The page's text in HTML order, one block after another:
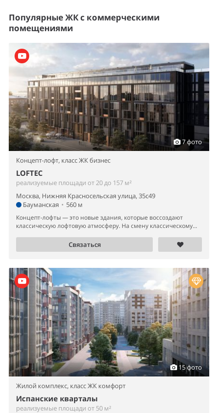
Популярные ЖК с коммерческими
помещениями
7 фото
Концепт-лофт, класс ЖК бизнес
LOFTEC
реализуемые площади от 20 до 157 м²
Москва, Нижняя Красносельская улица, 35с49
Бауманская • 560 м
Концепт-лофты — это новые здания, которые воссоздают
классическую лофтовую атмосферу. На смену классическому...
Связаться
15 фото
Жилой комплекс, класс ЖК комфорт
Испанские кварталы
реализуемые площади от 50 м²